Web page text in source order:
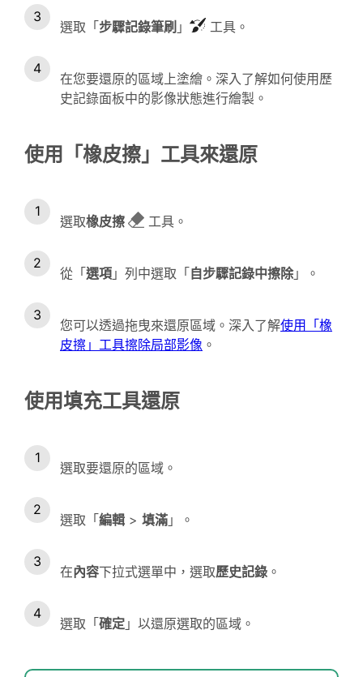
選取「步驟記錄筆刷 」 工具。
在您要還原的區域上塗繪。深入了解如何使用歷
史記錄面板中的影像狀態進行繪製。
使用「橡皮擦」工具來還原
選取橡皮擦 工具。
從「選項 」列中選取「自步驟記錄中擦除」。
您可以透過拖曳來還原區域。深入了解使用「橡
皮擦」工具擦除局部影像 。
使用填充工具還原
選取要還原的區域。
選取「編輯 > 填滿 」。
在內容下拉式選單中，選取歷史記錄 。
選取「確定 」以還原選取的區域。